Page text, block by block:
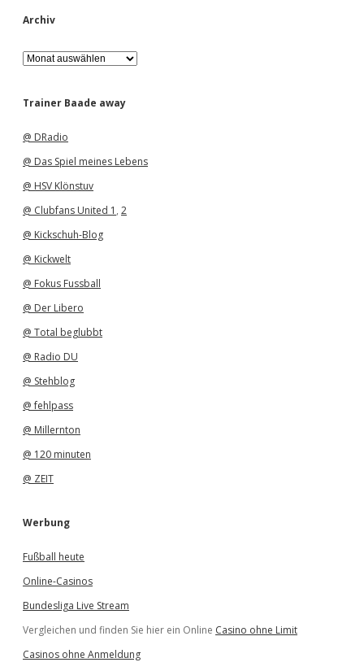
Archiv
A
r
h
Trainer Baade away
@ DRadio
@ Das Spiel meines Lebens
@ HSV Klönstuv
@ Clubfans United 1 , 2
@ Kickschuh-Blog
@ Kickwelt
@ Fokus Fussball
@ Der Libero
@ Total beglubbt
@ Radio DU
@ Stehblog
@ fehlpass
@ Millernton
@ 120 minuten
@ ZEIT
Werbung
Fußball heute
Online-Casinos
Bundesliga Live Stream
Vergleichen und finden Sie hier ein Online Casino ohne Limit
Casinos ohne Anmeldung